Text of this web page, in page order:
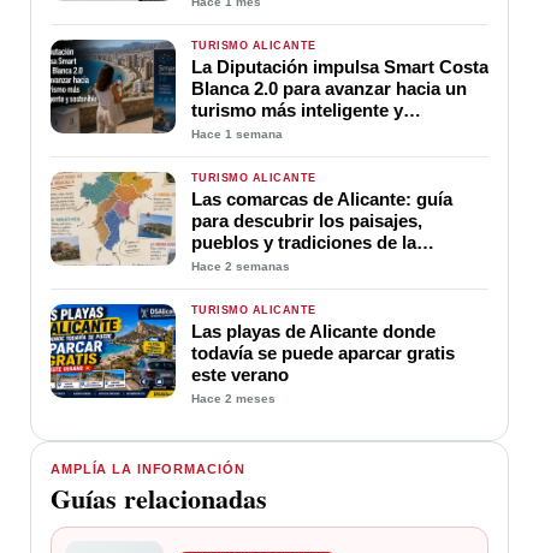
AMPLÍA LA INFORMACIÓN
Guías relacionadas
TURISMO ALICANTE
La Diputación impulsa Smart Costa
Blanca 2.0 para avanzar hacia un
turismo más inteligente y
sostenible
Hace 1 semana
TURISMO ALICANTE
Las comarcas de Alicante: guía
para descubrir los paisajes,
pueblos y tradiciones de la
provincia
Hace 2 semanas
TURISMO ALICANTE
Las playas de Alicante donde
todavía se puede aparcar gratis
este verano
Hace 2 meses